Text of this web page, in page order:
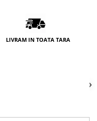
LIVRAM IN TOATA TARA